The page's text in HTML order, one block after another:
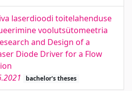
laserdioodi toitelahenduse
voolutsütomeetria
and Design of a
Diode Driver for a Flow
bachelor's theses